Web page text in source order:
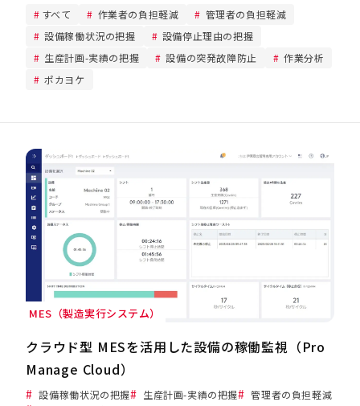
すべて 作業者の負担軽減
管理者の負担軽減
設備稼働状況の把握
設備停止理由の把握
生産計画-実績の把握
設備の突発故障防止
作業分析
ポカヨケ
MES（製造実行システム）
クラウド型 MESを活用した設備の稼働監視（Pro
Manage Cloud）
設備稼働状況の把握 生産計画-実績の把握
管理者の負担軽減